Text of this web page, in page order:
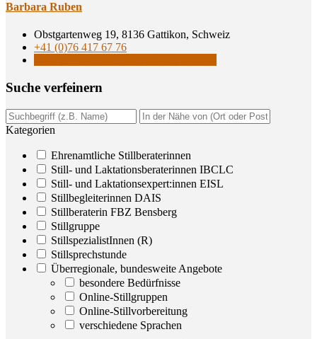
Bar­ba­ra Ruben
Obstgartenweg 19, 8136 Gattikon, Schweiz
+41 (0)76 417 67 76
Suche ver­fei­nern
Kategorien
Ehrenamtliche Stillberaterinnen
Still- und Laktationsberaterinnen IBCLC
Still- und Laktationsexpert:innen EISL
Stillbegleiterinnen DAIS
Stillberaterin FBZ Bensberg
Stillgruppe
StillspezialistInnen (R)
Stillsprechstunde
Überregionale, bundesweite Angebote
besondere Bedürfnisse
Online-Stillgruppen
Online-Stillvorbereitung
verschiedene Sprachen